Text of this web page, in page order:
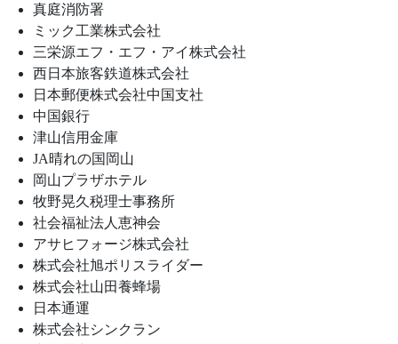
真庭消防署
ミック工業株式会社
三栄源エフ・エフ・アイ株式会社
西日本旅客鉄道株式会社
日本郵便株式会社中国支社
中国銀行
津山信用金庫
JA晴れの国岡山
岡山プラザホテル
牧野晃久税理士事務所
社会福祉法人恵神会
アサヒフォージ株式会社
株式会社旭ポリスライダー
株式会社山田養蜂場
日本通運
株式会社シンクラン